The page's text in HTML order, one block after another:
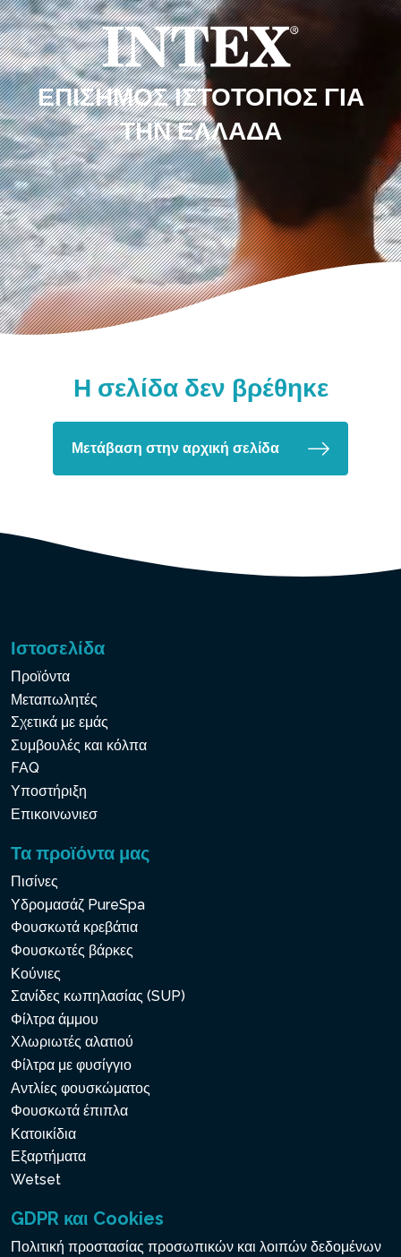
ΕΠΊΣΗΜΟΣ ΙΣΤΌΤΟΠΟΣ ΓΙΑ
ΤΗΝ ΕΛΛΆΔΑ
Η σελίδα δεν βρέθηκε
Μετάβαση στην αρχική σελίδα
Ιστοσελίδα
Προϊόντα
Μεταπωλητές
Σχετικά με εμάς
Συμβουλές και κόλπα
FAQ
Υποστήριξη
Επικοινωνιεσ
Τα προϊόντα μας
Πισίνες
Υδρομασάζ PureSpa
Φουσκωτά κρεβάτια
Φουσκωτές βάρκες
Κούνιες
Σανίδες κωπηλασίας (SUP)
Φίλτρα άμμου
Χλωριωτές αλατιού
Φίλτρα με φυσίγγιο
Αντλίες φουσκώματος
Φουσκωτά έπιπλα
Κατοικίδια
Εξαρτήματα
Wetset
GDPR και Cookies
Πολιτική προστασίας προσωπικών και λοιπών δεδομένων